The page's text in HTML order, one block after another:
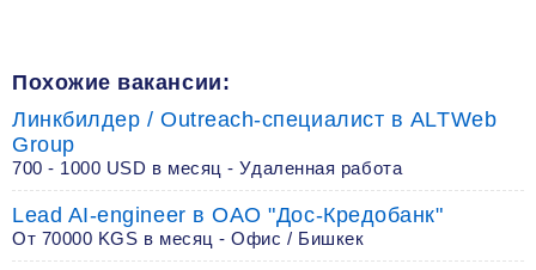
Похожие вакансии:
Линкбилдер / Outreach-специалист в ALTWeb
Group
700 - 1000 USD в месяц - Удаленная работа
Lead AI-engineer в ОАО "Дос-Кредобанк"
От 70000 KGS в месяц - Офис / Бишкек